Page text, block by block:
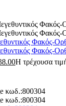
Φακός-
Φακός-
Η τρέχουσα